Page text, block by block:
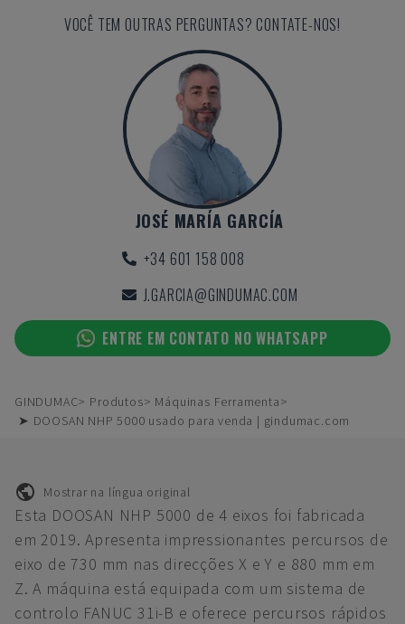
VOCÊ TEM OUTRAS PERGUNTAS? CONTATE-NOS!
JOSÉ MARÍA GARCÍA
+34 601 158 008
J.GARCIA@GINDUMAC.COM
ENTRE EM CONTATO NO WHATSAPP
GINDUMAC Produtos
Máquinas Ferramenta
➤ DOOSAN NHP 5000 usado para venda | gindumac.com
Mostrar na língua original
Esta DOOSAN NHP 5000 de 4 eixos foi fabricada
em 2019. Apresenta impressionantes percursos de
eixo de 730 mm nas direcções X e Y e 880 mm em
Z. A máquina está equipada com um sistema de
controlo FANUC 31i-B e oferece percursos rápidos